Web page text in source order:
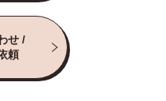
せ /
頼